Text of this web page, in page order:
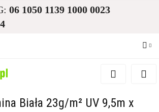
06 1050 1139 1000 0023
Zaloguj się
Dodaj zgłoszenie
Biała 23g/m² UV 9,5m x